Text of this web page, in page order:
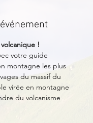
!
votre guide
montagne les plus
du massif du
virée en montagne
du volcanisme